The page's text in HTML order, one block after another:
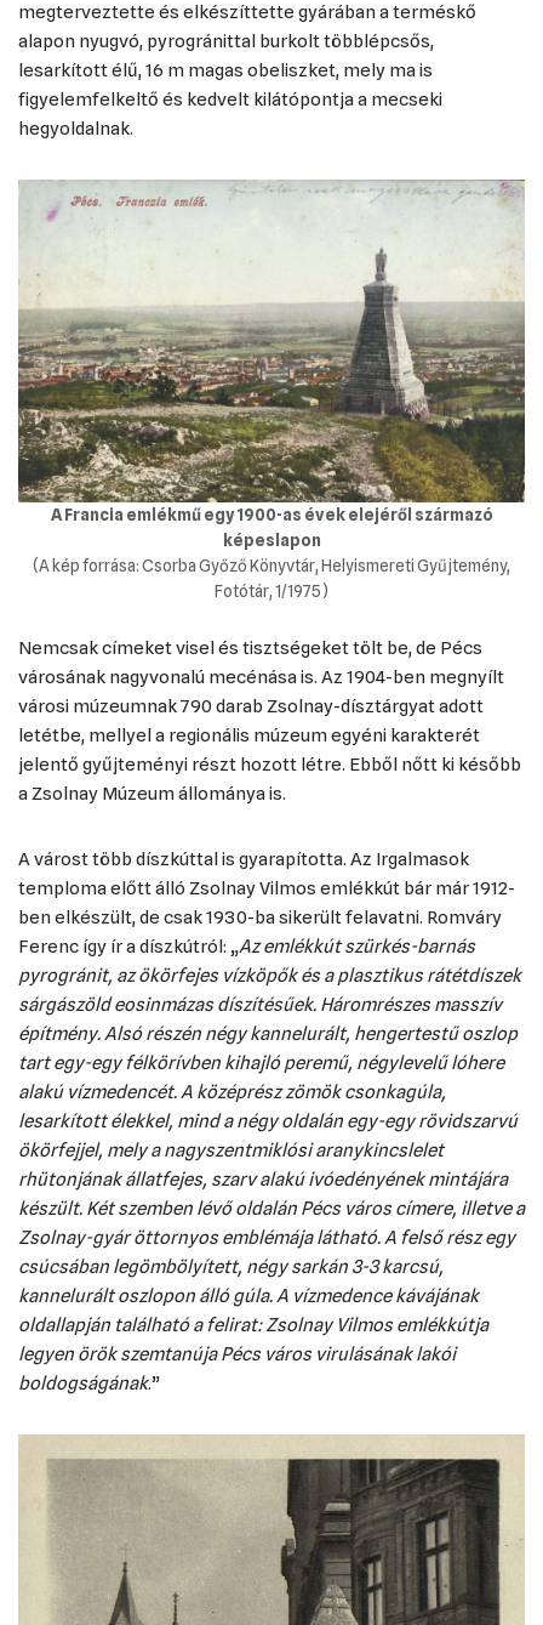
megterveztette és elkészíttette gyárában a terméskő
alapon nyugvó, pyrogránittal burkolt többlépcsős,
lesarkított élű, 16 m magas obeliszket, mely ma is
figyelemfelkeltő és kedvelt kilátópontja a mecseki
hegyoldalnak.
A Francia emlékmű egy 1900-as évek elejéről származó
képeslapon
(A kép forrása: Csorba Győző Könyvtár, Helyismereti Gyűjtemény,
Fotótár, 1/1975)
Nemcsak címeket visel és tisztségeket tölt be, de Pécs
városának nagyvonalú mecénása is. Az 1904-ben megnyílt
városi múzeumnak 790 darab Zsolnay-dísztárgyat adott
letétbe, mellyel a regionális múzeum egyéni karakterét
jelentő gyűjteményi részt hozott létre. Ebből nőtt ki később
a Zsolnay Múzeum állománya is.
A várost több díszkúttal is gyarapította. Az Irgalmasok
temploma előtt álló Zsolnay Vilmos emlékkút bár már 1912-
ben elkészült, de csak 1930-ba sikerült felavatni. Romváry
Ferenc így ír a díszkútról: „Az emlékkút szürkés-barnás
pyrogránit, az ökörfejes vízköpők és a plasztikus rátétdíszek
sárgászöld eosinmázas díszítésűek. Háromrészes masszív
építmény. Alsó részén négy kannelurált, hengertestű oszlop
tart egy-egy félkörívben kihajló peremű, négylevelű lóhere
alakú vízmedencét. A középrész zömök csonkagúla,
lesarkított élekkel, mind a négy oldalán egy-egy rövidszarvú
ökörfejjel, mely a nagyszentmiklósi aranykincslelet
rhütonjának állatfejes, szarv alakú ivóedényének mintájára
készült. Két szemben lévő oldalán Pécs város címere, illetve a
Zsolnay-gyár öttornyos emblémája látható. A felső rész egy
csúcsában legömbölyített, négy sarkán 3-3 karcsú,
kannelurált oszlopon álló gúla. A vízmedence kávájának
oldallapján található a felirat: Zsolnay Vilmos emlékkútja
legyen örök szemtanúja Pécs város virulásának lakói
boldogságának.”